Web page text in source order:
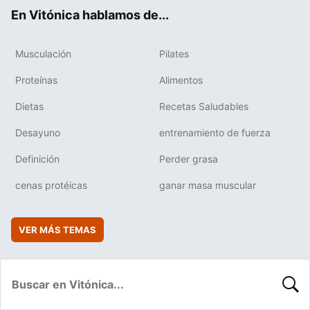
En Vitónica hablamos de...
Musculación Pilates
Proteínas Alimentos
Dietas Recetas Saludables
Desayuno entrenamiento de fuerza
Definición Perder grasa
cenas protéicas ganar masa muscular
VER MÁS TEMAS